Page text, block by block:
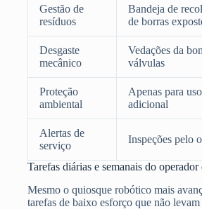
Gestão de
resíduos
Bandeja de
de borras
Desgaste
mecânico
Vedações da
válvulas
Proteção
ambiental
Apenas para
adicional
Alertas de
serviço
Inspeções pelo
Tarefas diárias e semanais do
Mesmo o quiosque robótico mais
tarefas de baixo esforço que não